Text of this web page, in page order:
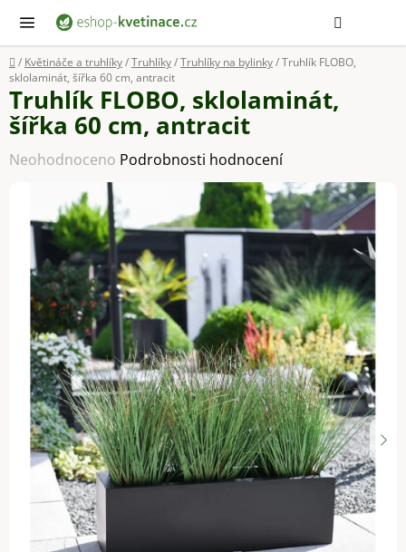
obsah
Domů
/ Květináče a truhlíky/Truhlíky/Truhlíky na bylinky/Truhlík FLOBO,
sklolaminát, šířka 60 cm, antracit
Truhlík FLOBO, sklolaminát,
šířka 60 cm, antracit
Průměrné
produktu
hvězdiček.
Neohodnoceno Podrobnosti hodnocení